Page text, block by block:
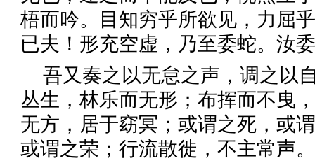
梧而吟。目知穷乎所欲见，力屈
已夫！形充空虚，乃至委蛇。
吾又奏之以无怠之声，调之以
丛生，林乐而无形；布挥而不曳
无方，居于窈冥；或谓之死，或
或谓之荣；行流散徙，不主常声